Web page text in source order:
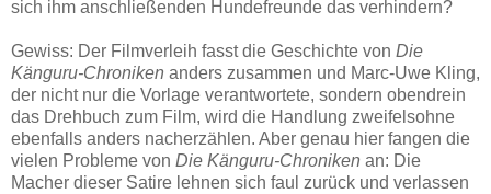
sich ihm anschließenden Hundefreunde das verhindern?
Gewiss: Der Filmverleih fasst die Geschichte von Die
Känguru-Chroniken anders zusammen und Marc-Uwe Kling,
der nicht nur die Vorlage verantwortete, sondern obendrein
das Drehbuch zum Film, wird die Handlung zweifelsohne
ebenfalls anders nacherzählen. Aber genau hier fangen die
vielen Probleme von Die Känguru-Chroniken an: Die
Macher dieser Satire lehnen sich faul zurück und verlassen